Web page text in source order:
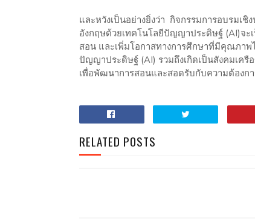
และหวังเป็นอย่างยิ่งว่า กิจกรรมการอบรมเ
อังกฤษด้วยเทคโนโลยีปัญญาประดิษฐ์ (AI)จะ
สอน และเพิ่มโอกาสทางการศึกษาที่มีคุณภา
ปัญญาประดิษฐ์ (AI) รวมถึงเกิดเป็นสังคมเค
เพื่อพัฒนาการสอนและสอดรับกับความต้องกา
RELATED POSTS